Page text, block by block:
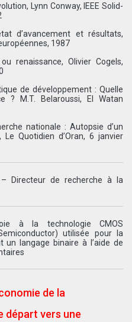
Lynn Conway, IEEE Solid-
d’avancement et résultats,
1987
renaissance, Olivier Cogels,
de développement : Quelle
? M.T. Belaroussi, El Watan
nationale : Autopsie d’un
Le Quotidien d’Oran, 6 janvier
Directeur de recherche à la
à la technologie CMOS
utilisée pour la
langage binaire à l’aide de
de la
départ vers une